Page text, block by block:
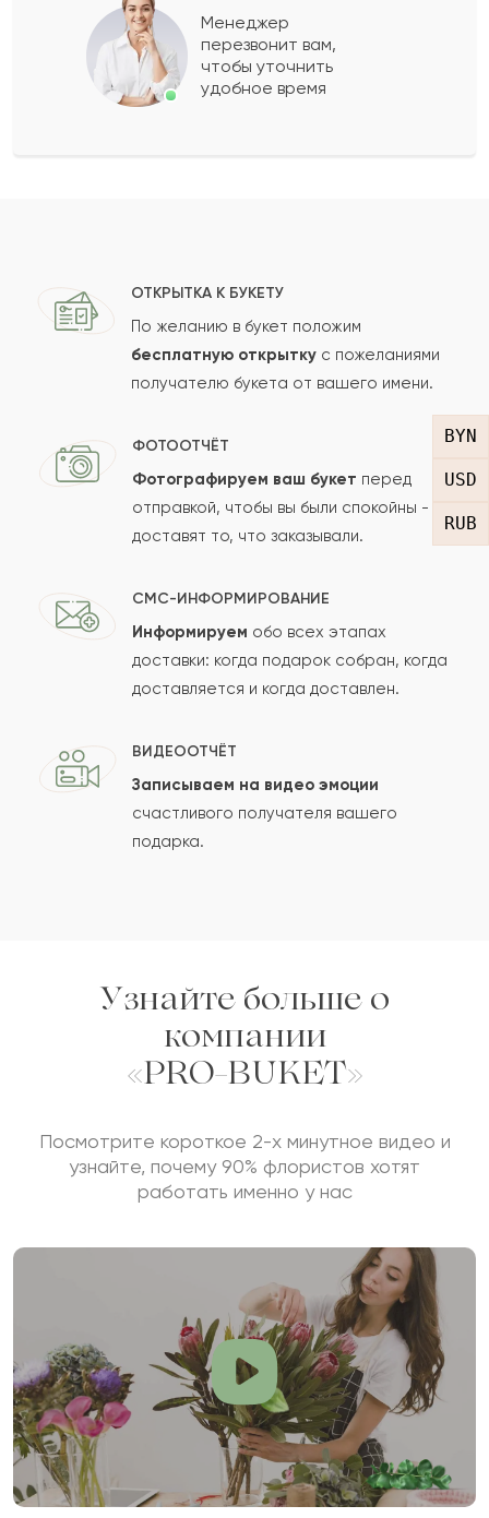
BYN
USD
RUB
Показать еще
Ваш e-mail
Отзыв
Сколько будет
Отзыв будет опубликован после проверки.
Проверяем на спам.
Менеджер
перезвонит вам,
чтобы уточнить
удобное время
ОТКРЫТКА К БУКЕТУ
По желанию в букет положим
бесплатную открытку с пожеланиями
получателю букета от вашего имени.
ФОТООТЧЁТ
Фотографируем ваш букет перед
отправкой, чтобы вы были спокойны -
доставят то, что заказывали.
СМС-ИНФОРМИРОВАНИЕ
Информируем обо всех этапах
доставки: когда подарок собран, когда
доставляется и когда доставлен.
ВИДЕООТЧЁТ
Записываем на видео эмоции
счастливого получателя вашего
подарка.
Узнайте больше о
компании
«PRO-BUKET»
Посмотрите короткое 2-х минутное видео и
узнайте, почему 90% флористов хотят
работать именно у нас